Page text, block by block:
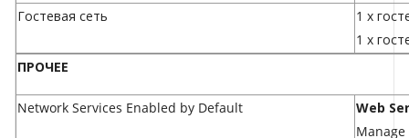
Гостевая сеть
1 х
1 х
ПРОЧЕЕ
Network Services Enabled by Default
Web
Manage